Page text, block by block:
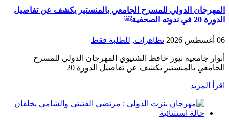
المهرجان الدولي للمسرح الجامعي بالمنستير يكشف عن تفاصيل
الدورة 20 في ندوته الصحفية￼
06 أغسطس 2026 تظاهرات, للطلبة فقط
أنوار جامعية نيوز حافظ الشتيوي المهرجان الدولي للمسرح
الجامعي بالمنستير يكشف عن تفاصيل الدورة 20
اقرأ المزيد